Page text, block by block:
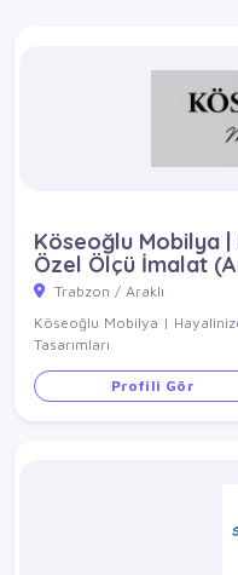
Köseoğlu Mobilya |
Özel Ölçü İmalat
Trabzon / Araklı
Köseoğlu Mobilya |
Tasarımları
Profili Gör